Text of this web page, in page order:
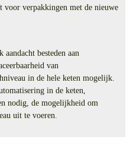
voor verpakkingen met de nieuwe
besteden aan
van
in de hele keten mogelijk.
in de keten,
nodig, de mogelijkheid om
uit te voeren.